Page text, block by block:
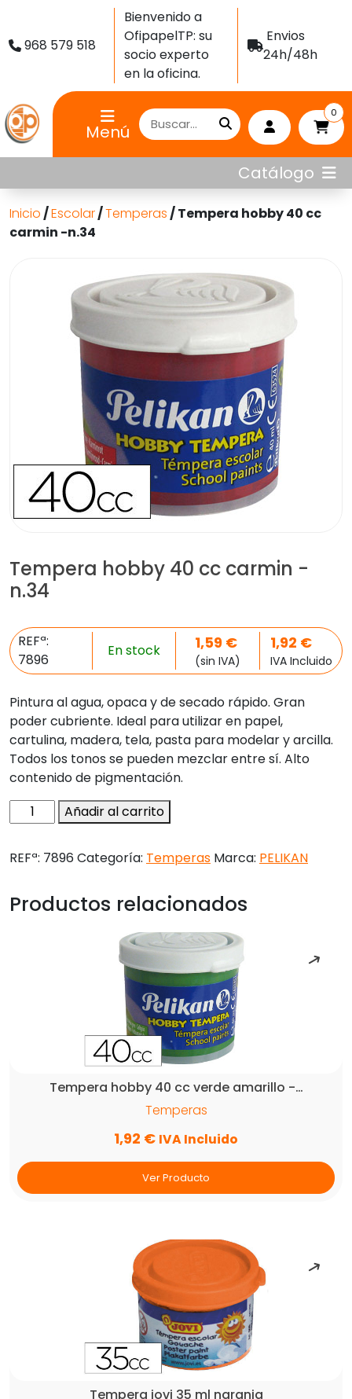
968 579 518
Bienvenido a
OfipapelTP: su
socio experto
en la oficina.
Envios
24h/48h
Menú
0
Catálogo
Inicio/Escolar/Temperas/ Tempera hobby 40 cc
carmin -n.34
Tempera hobby 40 cc carmin -
n.34
REFª:
7896
En stock 1,59 €
(sin IVA)
1,92 €
IVA Incluido
Pintura al agua, opaca y de secado rápido. Gran
poder cubriente. Ideal para utilizar en papel,
cartulina, madera, tela, pasta para modelar y arcilla.
Todos los tonos se pueden mezclar entre sí. Alto
contenido de pigmentación.
Tempera
hobby
cc
-
Añadir al carrito
REFª: 7896 Categoría: Temperas Marca: PELIKAN
Productos relacionados
Tempera hobby 40 cc verde amarillo -…
Temperas
1,92 € IVA Incluido
Ver Producto
Tempera jovi 35 ml naranja